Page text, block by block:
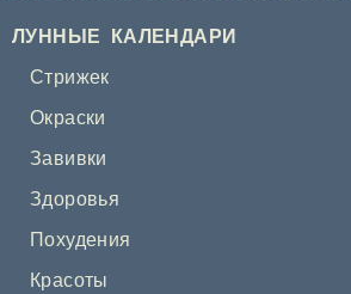
ЛУННЫЕ КАЛЕНДАРИ
Стрижек
Окраски
Завивки
Здоровья
Похудения
Красоты